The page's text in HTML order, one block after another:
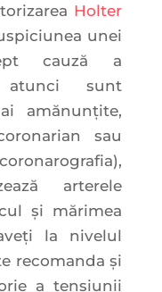
Holter
unei
cauză a
atunci sunt
amănunțite,
sau
arterele
și mărimea
la nivelul
recomanda și
a tensiunii